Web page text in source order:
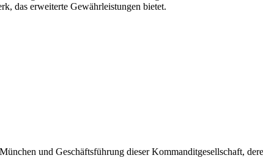
das erweiterte Gewährleistungen bietet.
und Geschäftsführung dieser Kommanditgesellschaft,